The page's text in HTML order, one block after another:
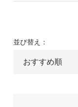
並び替え：